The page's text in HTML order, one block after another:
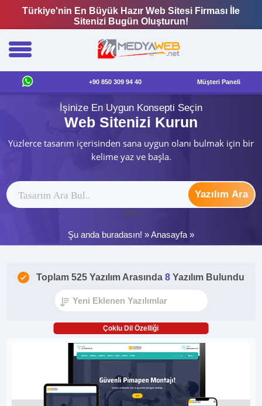
Türkiye'nin En Büyük Hazır Web Sitesi Firması İle
Sitenizi Bugün Oluşturun!
+90 850 309 94 40 Müşteri Paneli
İşinize En Uygun Konsepti Seçin
Web Sitenizi Kurun
Yüzlerce tasarım içerisinden sana uygun olanı bulmak için bir
kelime yaz ve başla.
Yazılım Ara
ytag
Şu anda buradasın! »Anasayfa »
Toplam 525 Yazılım Arasında 8 Yazılım Bulundu
Çoklu Dil Özelliği